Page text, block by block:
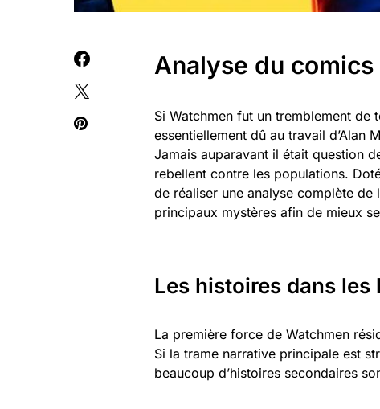
Analyse du
Si Watchmen fut un tremblement de
essentiellement dû au travail d’Alan
Jamais auparavant il était question
rebellent contre les populations.
de réaliser une analyse complète de
principaux mystères afin de mieux
Les histoires dans les
La première force de Watchmen
Si la trame narrative principale est
beaucoup d’histoires secondaires